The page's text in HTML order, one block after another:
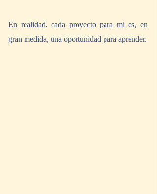
En realidad, cada proyecto para mi es, en